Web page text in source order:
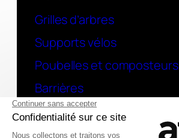
Grilles d’arbres
Supports vélos
Poubelles et composteurs
Barrières
contact